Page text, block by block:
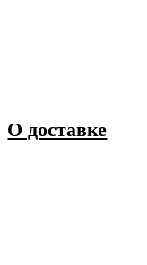
О доставке